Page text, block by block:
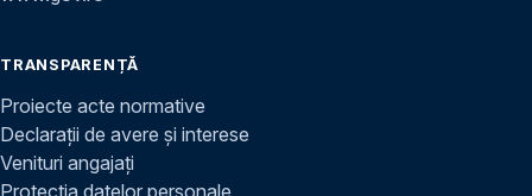
TRANSPARENȚĂ
Proiecte acte normative
Declarații de avere și interese
Venituri angajați
Protecția datelor personale